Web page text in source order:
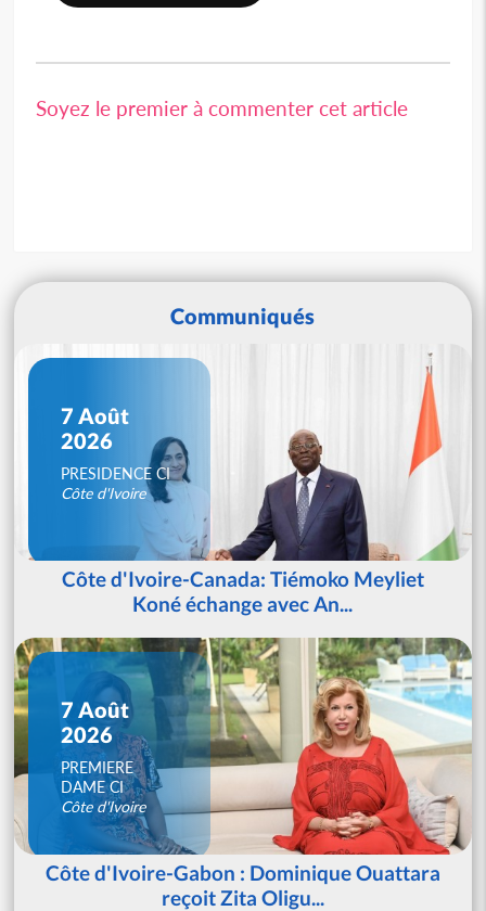
Soyez le premier à commenter cet article
Communiqués
7 Août
2026
PRESIDENCE CI
Côte d'Ivoire
Côte d'Ivoire-Canada: Tiémoko Meyliet
Koné échange avec An...
7 Août
2026
PREMIERE
DAME CI
Côte d'Ivoire
Côte d'Ivoire-Gabon : Dominique Ouattara
reçoit Zita Oligu...